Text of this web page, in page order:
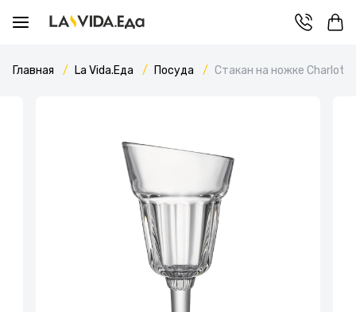
Главная La Vida.Еда Посуда Стакан на ножке